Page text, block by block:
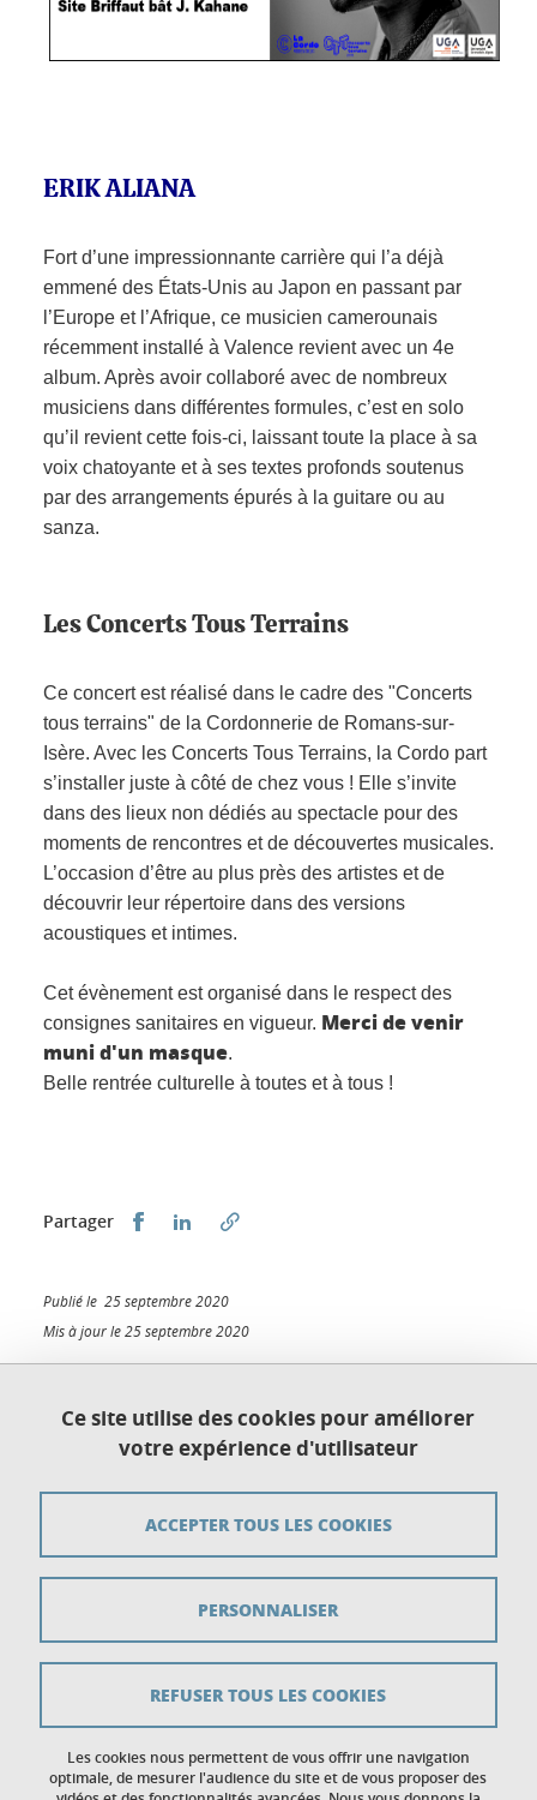
ERIK ALIANA
Fort d’une impressionnante carrière qui l’a déjà
emmené des États-Unis au Japon en passant par
l’Europe et l’Afrique, ce musicien camerounais
récemment installé à Valence revient avec un 4e
album. Après avoir collaboré avec de nombreux
musiciens dans différentes formules, c’est en solo
qu’il revient cette fois-ci, laissant toute la place à sa
voix chatoyante et à ses textes profonds soutenus
par des arrangements épurés à la guitare ou au
sanza.
Les Concerts Tous Terrains
Ce concert est réalisé dans le cadre des "Concerts
tous terrains" de la Cordonnerie de Romans-sur-
Isère. Avec les Concerts Tous Terrains, la Cordo part
s’installer juste à côté de chez vous ! Elle s’invite
dans des lieux non dédiés au spectacle pour des
moments de rencontres et de découvertes musicales.
L’occasion d’être au plus près des artistes et de
découvrir leur répertoire dans des versions
acoustiques et intimes.
Cet évènement est organisé dans le respect des
consignes sanitaires en vigueur. Merci de venir
muni d'un masque.
Belle rentrée culturelle à toutes et à tous !
Partager Partager sur Facebook
Partager sur LinkedIn
Publié le 25 septembre 2020
Mis à jour le 25 septembre 2020
Mentions légales
Données personnelles
Gestion des cookies
Accessibilité : non conforme
Politique des cookies
Ce site utilise des cookies pour améliorer
votre expérience d'utilisateur
Les cookies nous permettent de vous offrir une navigation
optimale, de mesurer l'audience du site et de vous proposer des
ACCEPTER TOUS LES COOKIES
REFUSER TOUS LES COOKIES
PERSONNALISER